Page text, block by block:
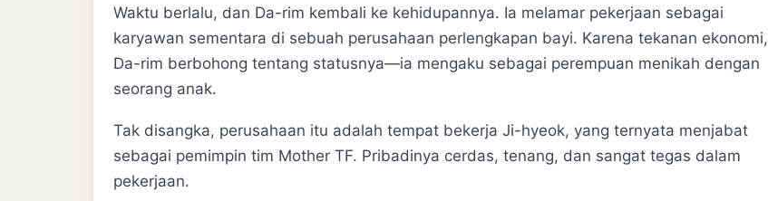
Waktu berlalu, dan Da-rim kembali ke kehidupannya. Ia melamar pekerjaan sebagai
karyawan sementara di sebuah perusahaan perlengkapan bayi. Karena tekanan ekonomi,
Da-rim berbohong tentang statusnya—ia mengaku sebagai perempuan menikah dengan
seorang anak.
Tak disangka, perusahaan itu adalah tempat bekerja Ji-hyeok, yang ternyata menjabat
sebagai pemimpin tim Mother TF. Pribadinya cerdas, tenang, dan sangat tegas dalam
pekerjaan.